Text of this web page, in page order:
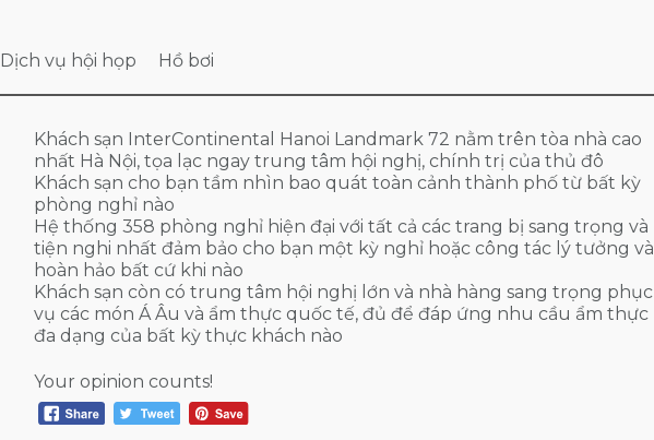
Dịch vụ hội họp Hồ bơi
Khách sạn InterContinental Hanoi Landmark 72 nằm trên tòa nhà cao
nhất Hà Nội, tọa lạc ngay trung tâm hội nghị, chính trị của thủ đô
Khách sạn cho bạn tầm nhìn bao quát toàn cảnh thành phố từ bất kỳ
phòng nghỉ nào
Hệ thống 358 phòng nghỉ hiện đại với tất cả các trang bị sang trọng và
tiện nghi nhất đảm bảo cho bạn một kỳ nghỉ hoặc công tác lý tưởng và
hoàn hảo bất cứ khi nào
Khách sạn còn có trung tâm hội nghị lớn và nhà hàng sang trọng phục
vụ các món Á Âu và ẩm thực quốc tế, đủ để đáp ứng nhu cầu ẩm thực
đa dạng của bất kỳ thực khách nào
Your opinion counts!